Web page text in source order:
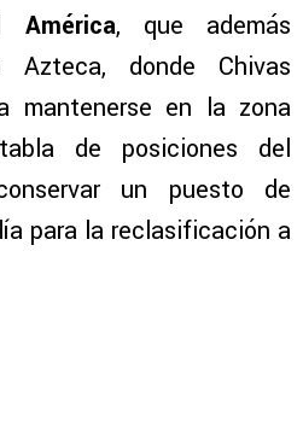
América, que además
Azteca, donde Chivas
mantenerse en la zona
de posiciones del
un puesto de
para la reclasificación a